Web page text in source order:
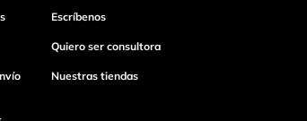
Escríbenos
Quiero ser consultora
Nuestras tiendas